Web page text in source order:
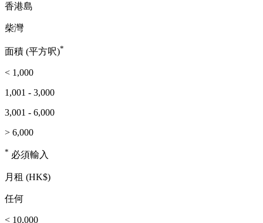
香港島
柴灣
面積 (平方呎)*
< 1,000
1,001 - 3,000
3,001 - 6,000
> 6,000
* 必須輸入
月租 (HK$)
任何
< 10,000